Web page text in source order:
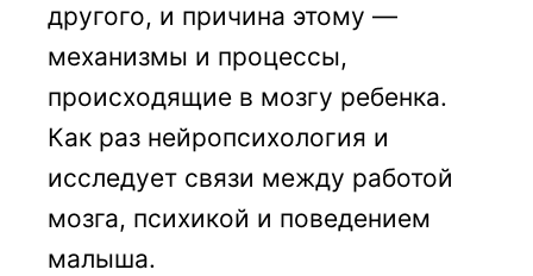
другого, и причина этому —
механизмы и процессы,
происходящие в мозгу ребенка.
Как раз нейропсихология и
исследует связи между работой
мозга, психикой и поведением
малыша.